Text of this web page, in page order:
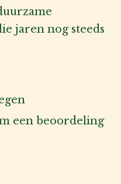
jaren nog steeds
een beoordeling